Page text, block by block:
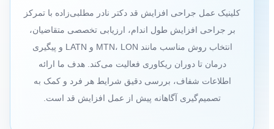
کلینیک عمل جراحی افزایش قد دکتر نادر مطلبی‌زاده با تمرکز
بر جراحی افزایش طول اندام، ارزیابی تخصصی متقاضیان،
انتخاب روش مناسب مانند MTN، LON و LATN و پیگیری
درمان تا دوران ریکاوری فعالیت می‌کند. هدف ما ارائه
اطلاعات شفاف، بررسی دقیق شرایط هر فرد و کمک به
تصمیم‌گیری آگاهانه پیش از عمل افزایش قد است.